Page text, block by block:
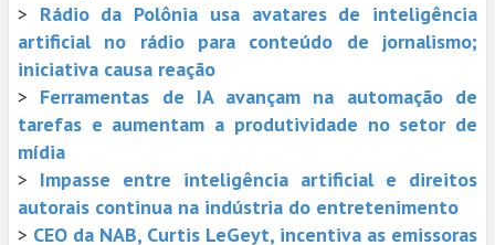
> Rádio da Polônia usa avatares de inteligência
artificial no rádio para conteúdo de jornalismo;
iniciativa causa reação
> Ferramentas de IA avançam na automação de
tarefas e aumentam a produtividade no setor de
mídia
> Impasse entre inteligência artificial e direitos
autorais continua na indústria do entretenimento
> CEO da NAB, Curtis LeGeyt, incentiva as emissoras